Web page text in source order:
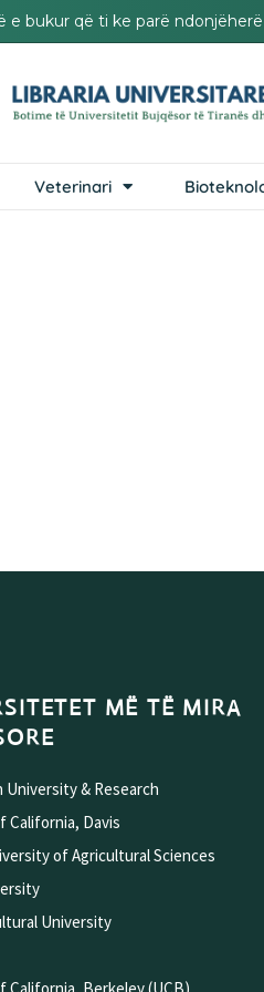
bukur që ti ke parë ndonjëherë
Veterinari
MË TË MIRA
University & Research
California, Davis
of Agricultural Sciences
University